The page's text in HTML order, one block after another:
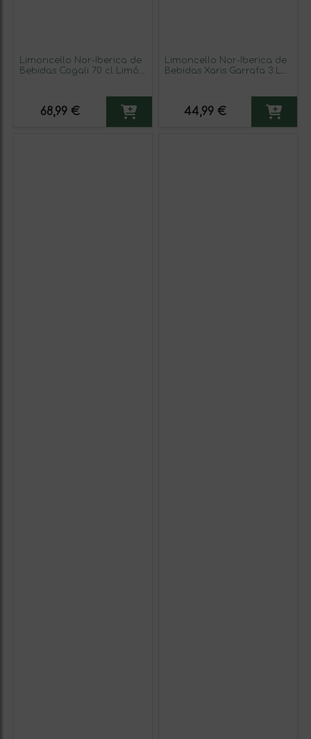
Limoncello Nor-Iberica de
Bebidas Cogali 70 cl Limón
68,99 €
Limoncello Nor-Iberica de
Bebidas Xaris Garrafa 3 L
44,99 €